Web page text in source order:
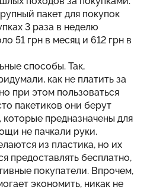
пакет для покупок
3 раза в неделю
51 грн в месяц и 612 грн в
способы. Так,
как не платить за
при этом пользоваться
пакетиков они берут
предназначены для
не пачкали руки.
из пластика, но их
предоставлять бесплатно,
покупатели. Впрочем,
экономить, никак не